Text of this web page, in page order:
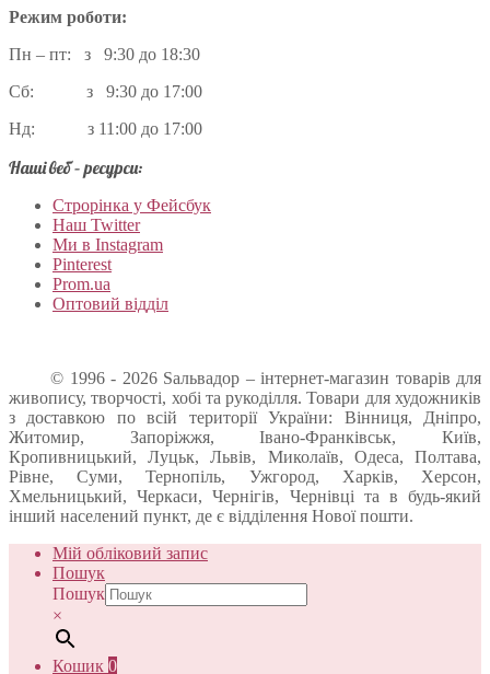
Режим роботи:
Пн – пт: з 9:30 до 18:30
Сб: з 9:30 до 17:00
Нд: з 11:00 до 17:00
Наші веб – ресурси:
Строрінка у Фейсбук
Наш Twitter
Ми в Instagram
Pinterest
Prom.ua
Оптовий відділ
© 1996 - 2026 Sальвадор – інтернет-магазин товарів для
живопису, творчості, хобі та рукоділля. Товари для художників
з доставкою по всій території України: Вінниця, Дніпро,
Житомир, Запоріжжя, Івано-Франківськ, Київ,
Кропивницький, Луцьк, Львів, Миколаїв, Одеса, Полтава,
Рівне, Суми, Тернопіль, Ужгород, Харків, Херсон,
Хмельницький, Черкаси, Чернігів, Чернівці та в будь-який
інший населений пункт, де є відділення Нової пошти.
Мій обліковий запис
Пошук
Пошук
×
Кошик 0